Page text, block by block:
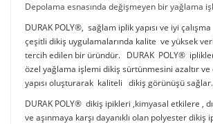
Depolama esnasında değişmeyen bir yağlama
DURAK POLY®, sağlam iplik yapısı ve iyi
çeşitli dikiş uygulamalarında kalite ve yüksek
tercih edilen bir üründür. DURAK POLY®
özel yağlama işlemi dikiş sürtünmesini azaltır
yapısı oluşturarak kaliteli dikiş görünüşü sağlar.
DURAK POLY® dikiş ipikleri ,kimyasal etkilere ,
ve aşınmaya karşı dayanıklı olan polyester dikiş